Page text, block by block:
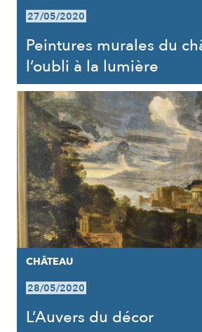
27/05/2020
Peintures murales du
l’oubli à la lumière
CHÂTEAU
28/05/2020
L’Auvers du décor